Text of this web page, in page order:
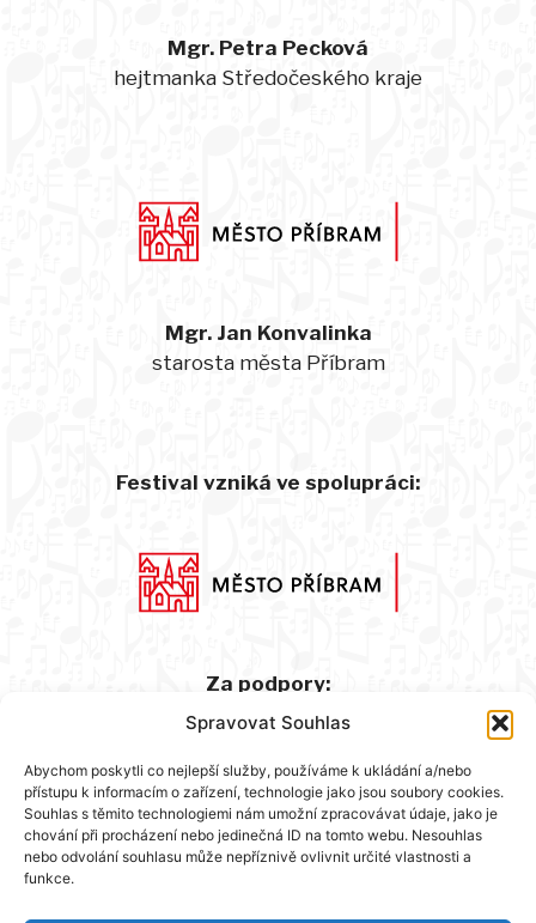
Spravovat Souhlas
Abychom poskytli co nejlepší služby, používáme k ukládání a/nebo
přístupu k informacím o zařízení, technologie jako jsou soubory cookies.
Souhlas s těmito technologiemi nám umožní zpracovávat údaje, jako je
chování při procházení nebo jedinečná ID na tomto webu. Nesouhlas
nebo odvolání souhlasu může nepříznivě ovlivnit určité vlastnosti a
funkce.
Mgr. Petra Pecková
hejtmanka Středočeského kraje
Mgr. Jan Konvalinka
starosta města Příbram
Festival vzniká ve spolupráci:
Za podpory: